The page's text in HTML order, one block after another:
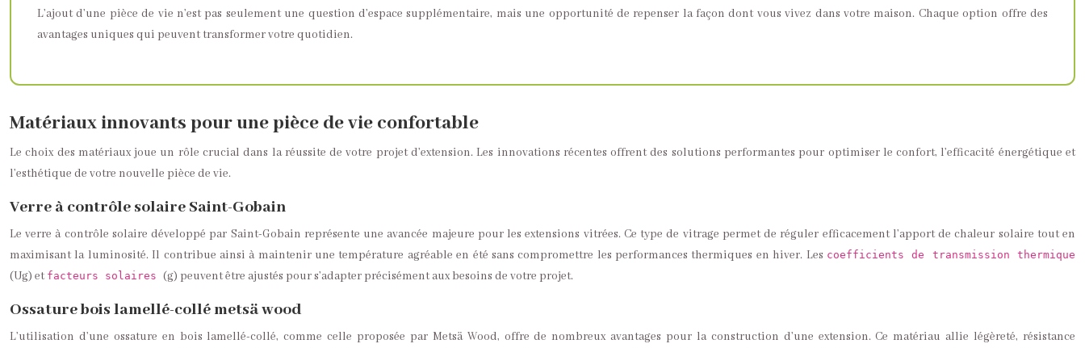
L’ajout d’une pièce de vie n’est pas seulement une question d’espace supplémentaire, mais une opportunité de repenser la façon dont vous vivez dans votre maison. Chaque option offre des
avantages uniques qui peuvent transformer votre quotidien.
Matériaux innovants pour une pièce de vie confortable
Le choix des matériaux joue un rôle crucial dans la réussite de votre projet d’extension. Les innovations récentes offrent des solutions performantes pour optimiser le confort, l’efficacité énergétique et
l’esthétique de votre nouvelle pièce de vie.
Verre à contrôle solaire Saint-Gobain
Le verre à contrôle solaire développé par Saint-Gobain représente une avancée majeure pour les extensions vitrées. Ce type de vitrage permet de réguler efficacement l’apport de chaleur solaire tout en
maximisant la luminosité. Il contribue ainsi à maintenir une température agréable en été sans compromettre les performances thermiques en hiver. Les coefficients de transmission thermique
(Ug) et facteurs solaires (g) peuvent être ajustés pour s’adapter précisément aux besoins de votre projet.
Ossature bois lamellé-collé metsä wood
L’utilisation d’une ossature en bois lamellé-collé, comme celle proposée par Metsä Wood, offre de nombreux avantages pour la construction d’une extension. Ce matériau allie légèreté, résistance